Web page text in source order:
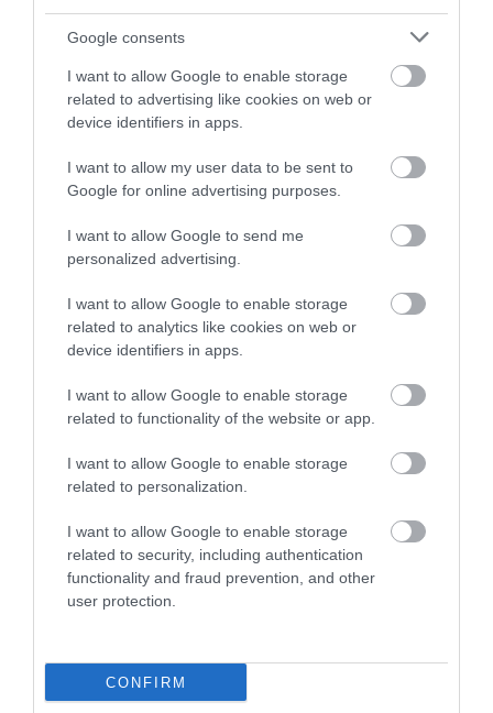
Google consents
I want to allow Google to enable storage
related to advertising like cookies on web or
device identifiers in apps.
I want to allow my user data to be sent to
Google for online advertising purposes.
I want to allow Google to send me
personalized advertising.
I want to allow Google to enable storage
related to analytics like cookies on web or
device identifiers in apps.
I want to allow Google to enable storage
related to functionality of the website or app.
I want to allow Google to enable storage
related to personalization.
I want to allow Google to enable storage
related to security, including authentication
functionality and fraud prevention, and other
user protection.
CONFIRM
Megesett a francia gyártó szíve az őrületbe
kergetett aranyhalakon
A francia kisállat-gondozási piac egyik meghatározó szereplője
bejelentette, végérvényesen leállítja a gömbakváriumok
legszorosabb értelmében…